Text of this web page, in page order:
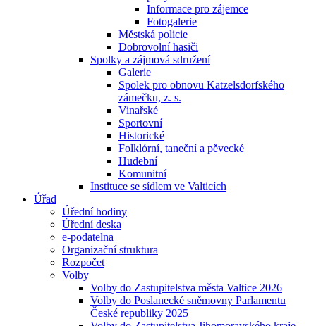
Informace pro zájemce
Fotogalerie
Městská policie
Dobrovolní hasiči
Spolky a zájmová sdružení
Galerie
Spolek pro obnovu Katzelsdorfského
zámečku, z. s.
Vinařské
Sportovní
Historické
Folklórní, taneční a pěvecké
Hudební
Komunitní
Instituce se sídlem ve Valticích
Úřad
Úřední hodiny
Úřední deska
e-podatelna
Organizační struktura
Rozpočet
Volby
Volby do Zastupitelstva města Valtice 2026
Volby do Poslanecké sněmovny Parlamentu
České republiky 2025